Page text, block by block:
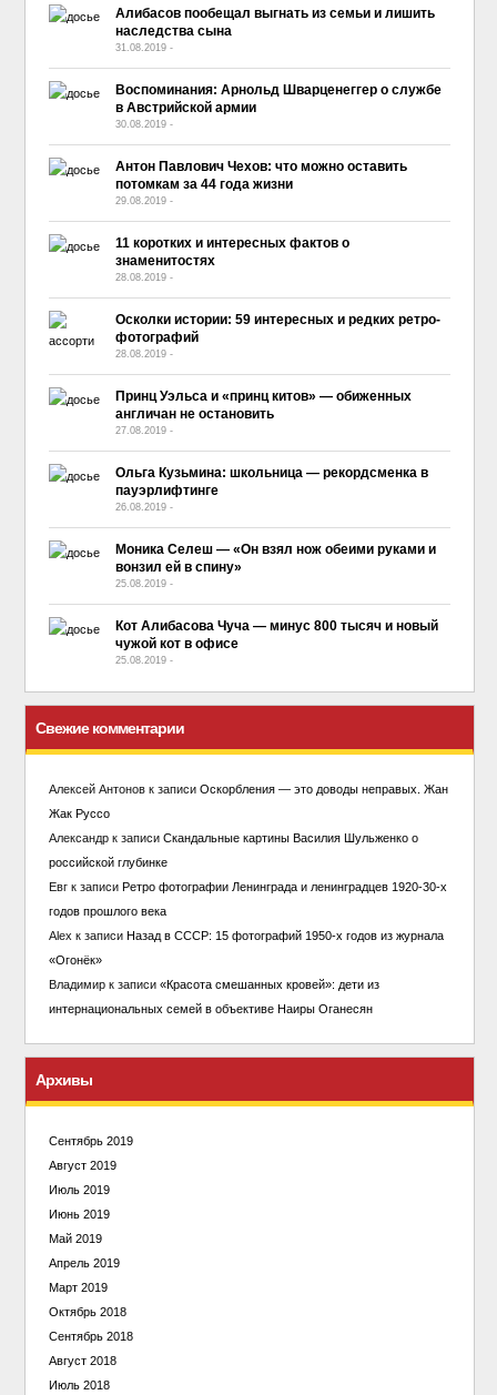
Алибасов пообещал выгнать из семьи и лишить
наследства сына
31.08.2019 -
Воспоминания: Арнольд Шварценеггер о службе
в Австрийской армии
30.08.2019 -
Антон Павлович Чехов: что можно оставить
потомкам за 44 года жизни
29.08.2019 -
11 коротких и интересных фактов о
знаменитостях
28.08.2019 -
Осколки истории: 59 интересных и редких ретро-
фотографий
28.08.2019 -
Принц Уэльса и «принц китов» — обиженных
англичан не остановить
27.08.2019 -
Ольга Кузьмина: школьница — рекордсменка в
пауэрлифтинге
26.08.2019 -
Моника Селеш — «Он взял нож обеими руками и
вонзил ей в спину»
25.08.2019 -
Кот Алибасова Чуча — минус 800 тысяч и новый
чужой кот в офисе
25.08.2019 -
Свежие комментарии
Алексей Антоновк записи Оскорбления — это доводы неправых. Жан
Жак Руссо
Александрк записи Скандальные картины Василия Шульженко о
российской глубинке
Евгк записи Ретро фотографии Ленинграда и ленинградцев 1920-30-х
годов прошлого века
Alex к записи Назад в СССР: 15 фотографий 1950-х годов из журнала
«Огонёк»
Владимирк записи «Красота смешанных кровей»: дети из
интернациональных семей в объективе Наиры Оганесян
Архивы
Сентябрь 2019
Август 2019
Июль 2019
Июнь 2019
Май 2019
Апрель 2019
Март 2019
Октябрь 2018
Сентябрь 2018
Август 2018
Июль 2018